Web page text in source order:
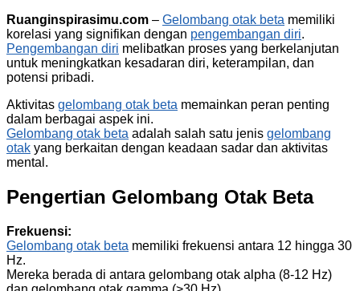
Ruanginspirasimu.com – Gelombang otak beta memiliki
korelasi yang signifikan dengan pengembangan diri.
Pengembangan diri melibatkan proses yang berkelanjutan
untuk meningkatkan kesadaran diri, keterampilan, dan
potensi pribadi.
Aktivitas gelombang otak beta memainkan peran penting
dalam berbagai aspek ini.
Gelombang otak beta adalah salah satu jenis gelombang
otak yang berkaitan dengan keadaan sadar dan aktivitas
mental.
Pengertian Gelombang Otak Beta
Frekuensi:
Gelombang otak beta memiliki frekuensi antara 12 hingga 30
Hz.
Mereka berada di antara gelombang otak alpha (8-12 Hz)